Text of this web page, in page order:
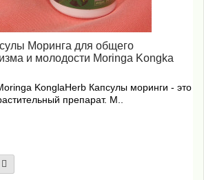
Моринга для общего
и молодости Moringa Kongka
KonglaHerb Капсулы моринги - это
препарат. М..